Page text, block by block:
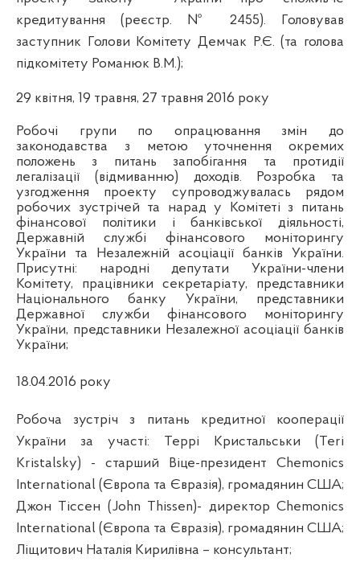
кредитування (реєстр. № 2455). Головував
заступник Голови Комітету Демчак Р.Є. (та голова
підкомітету Романюк В.М.);
29 квітня, 19 травня, 27 травня 2016 року
Робочі групи по опрацювання змін до
законодавства з метою уточнення окремих
положень з питань запобігання та протидії
легалізації (відмиванню) доходів. Розробка та
узгодження проекту супроводжувалась рядом
робочих зустрічей та нарад у Комітеті з питань
фінансової політики і банківської діяльності,
Державній службі фінансового моніторингу
України та Незалежній асоціації банків України.
Присутні: народні депутати України-члени
Комітету, працівники секретаріату, представники
Національного банку України, представники
Державної служби фінансового моніторингу
України, представники Незалежної асоціації банків
України;
18.04.2016 року
Робоча зустріч з питань кредитної кооперації
України за участі: Террі Кристальськи (Teri
Kristalsky) - старший Віце-президент Chemonics
International (Європа та Євразія), громадянин США;
Джон Тіссен (John Thissen)- директор Chemonics
International (Європа та Євразія), громадянин США;
Ліщитович Наталія Кирилівна – консультант;